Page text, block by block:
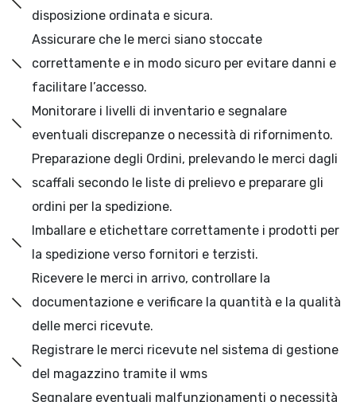
disposizione ordinata e sicura.
Assicurare che le merci siano stoccate
correttamente e in modo sicuro per evitare danni e
facilitare l’accesso.
Monitorare i livelli di inventario e segnalare
eventuali discrepanze o necessità di rifornimento.
Preparazione degli Ordini, prelevando le merci dagli
scaffali secondo le liste di prelievo e preparare gli
ordini per la spedizione.
Imballare e etichettare correttamente i prodotti per
la spedizione verso fornitori e terzisti.
Ricevere le merci in arrivo, controllare la
documentazione e verificare la quantità e la qualità
delle merci ricevute.
Registrare le merci ricevute nel sistema di gestione
del magazzino tramite il wms
Segnalare eventuali malfunzionamenti o necessità